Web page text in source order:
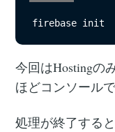
firebase init
今回はHostingの
ほどコンソール
処理が終了すると